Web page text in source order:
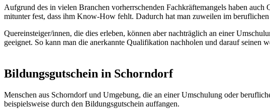
Aufgrund des in vielen Branchen vorherrschenden Fachkräftemangels haben
mitunter fest, dass ihm Know-How fehlt. Dadurch hat man zuweilen im
Quereinsteiger/innen, die dies erleben, können aber nachträglich an einer
geeignet. So kann man die anerkannte Qualifikation nachholen und darauf seinen
Bildungsgutschein in Schorndorf
Menschen aus Schorndorf und Umgebung, die an einer Umschulung oder
beispielsweise durch den Bildungsgutschein auffangen.